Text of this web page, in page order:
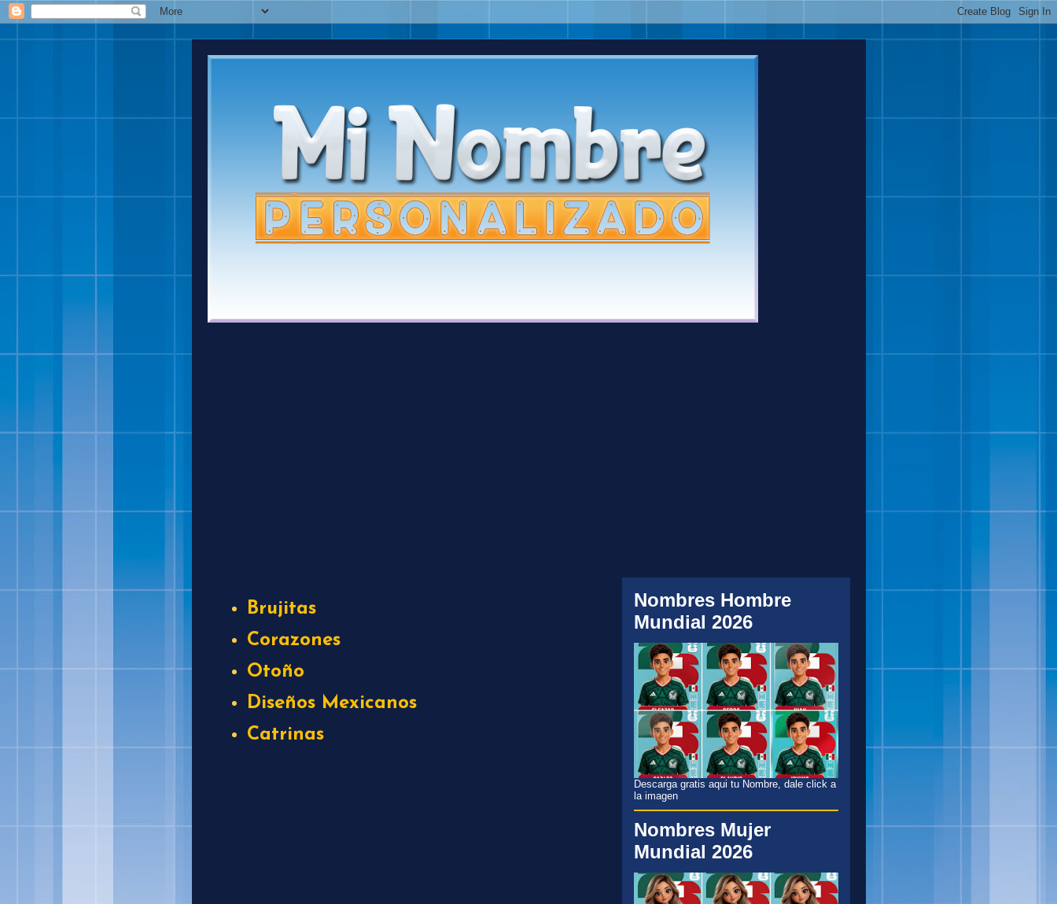
Brujitas
Corazones
Otoño
Diseños Mexicanos
Catrinas
Nombres Hombre
Mundial 2026
Descarga gratis aqui tu Nombre, dale click a
la imagen
Nombres Mujer
Mundial 2026